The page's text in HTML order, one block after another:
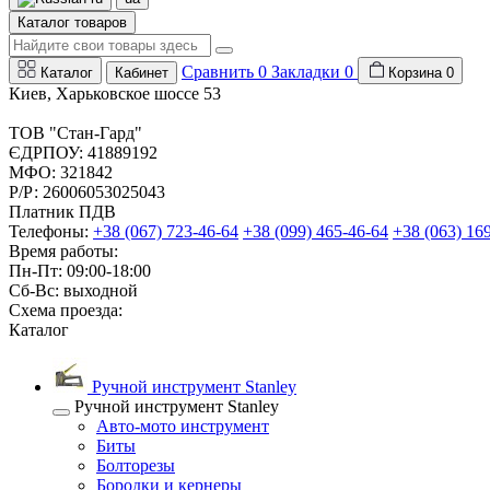
Каталог товаров
Каталог Кабинет Сравнить 0 Закладки 0 Корзина 0
Киев, Харьковское шоссе 53
ТОВ "Стан-Гард"
ЄДРПОУ: 41889192
МФО: 321842
Р/Р: 26006053025043
Платник ПДВ
Телефоны: +38 (067) 723-46-64 +38 (099) 465-46-64 +38 (063)
Время работы:
Пн-Пт: 09:00-18:00
Сб-Вс: выходной
Схема проезда:
Каталог
Ручной инструмент Stanley
Ручной инструмент Stanley
Авто-мото инструмент
Биты
Болторезы
Бородки и кернеры